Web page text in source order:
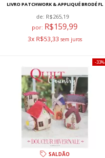
LIVRO PATCHWORK & APPLIQUÉ BRODÉ FL
de: R$265,19
por: R$159,99
3x R$53,33
SALDÃO
33%